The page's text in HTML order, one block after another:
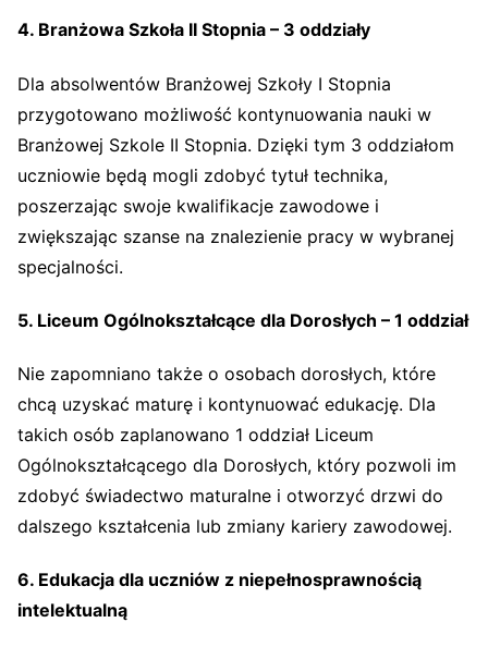
4. Branżowa Szkoła II Stopnia – 3 oddziały
Dla absolwentów Branżowej Szkoły I Stopnia
przygotowano możliwość kontynuowania nauki w
Branżowej Szkole II Stopnia. Dzięki tym 3 oddziałom
uczniowie będą mogli zdobyć tytuł technika,
poszerzając swoje kwalifikacje zawodowe i
zwiększając szanse na znalezienie pracy w wybranej
specjalności.
5. Liceum Ogólnokształcące dla Dorosłych – 1 oddział
Nie zapomniano także o osobach dorosłych, które
chcą uzyskać maturę i kontynuować edukację. Dla
takich osób zaplanowano 1 oddział Liceum
Ogólnokształcącego dla Dorosłych, który pozwoli im
zdobyć świadectwo maturalne i otworzyć drzwi do
dalszego kształcenia lub zmiany kariery zawodowej.
6. Edukacja dla uczniów z niepełnosprawnością
intelektualną